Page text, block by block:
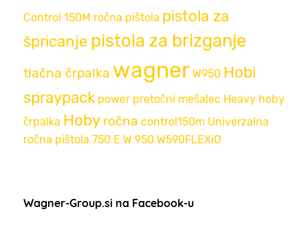
Control 150M ročna pištola pistola za
špricanje pistola za brizganje
tlačna črpalka wagner W950 Hobi
spraypack power pretočni mešalec Heavy hoby
črpalka Hoby ročna control150m Univerzalna
ročna pištola 750 E W 950 W590FLEXiO
Wagner-Group.si na Facebook-u